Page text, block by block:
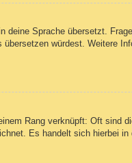
Sprache übersetzt.
würdest. Weitere
Rang verknüpft: Oft sind
Es handelt sich hierbei